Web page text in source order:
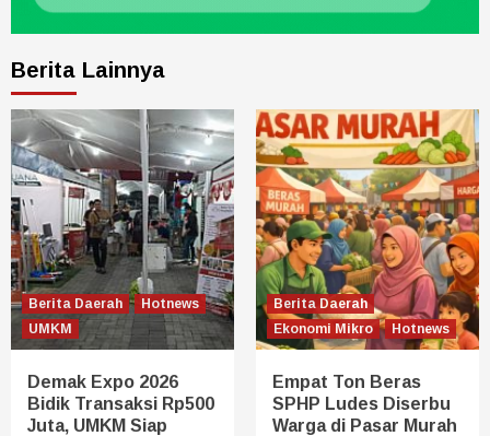
Berita Lainnya
Berita Daerah
Hotnews
UMKM
Demak Expo 2026
Bidik Transaksi Rp500
Juta, UMKM Siap
Berita Daerah
Ekonomi Mikro
Hotnews
Empat Ton Beras
SPHP Ludes Diserbu
Warga di Pasar Murah